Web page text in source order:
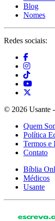
Blog
Nomes
Redes sociais:
© 2026 Usante
Quem
Política
Termos e
Contato
Bíblia
Médicos
Usante